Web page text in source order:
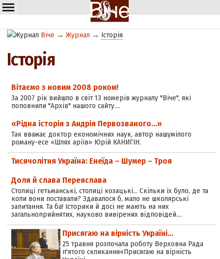
Віче →Журнал → Історія
Історія
Вітаємо з новим 2008 роком!
За 2007 рік вийшло в світ 13 номерів журналу "Віче", які
поповнили "Архів" нашого сайту.…
«Рідна історія з Андрія Первозваного…»
Так вважає доктор економічних наук, автор нашумілого
роману-есе «Шлях аріїв» Юрій КАНИГІН.
Тисячолітня Україна: Енеїда – Шумер – Троя
Доля й слава Переяслава
Столиці гетьманські, столиці козацькі… Скільки їх було, де та
коли вони поставали? Здавалося б, мало не школярські
запитання. Та ба! Історики й досі не мають на них
загальноприйнятих, науково вивірених відповідей.…
Присягаю на вірність Україні...
25 травня розпочала роботу Верховна Рада
п'ятого скликання«Присягаю на вірність